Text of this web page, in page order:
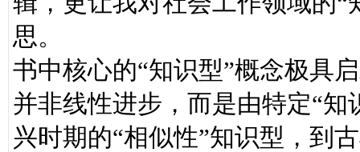
思。
书中核心的“知识型”概念极
并非线性进步，而是由特定“
兴时期的“相似性”知识型，到